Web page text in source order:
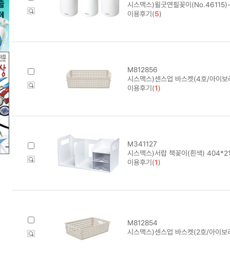
시스맥스)윌굿연필꽂이
이용후기(5)
M812856
시스맥스)센스업 바스켓(4호/아
이용후기(1)
M341127
시스맥스)서랍 책꽂이(흰색)
이용후기(1)
M812854
시스맥스)센스업 바스켓(2호/아이